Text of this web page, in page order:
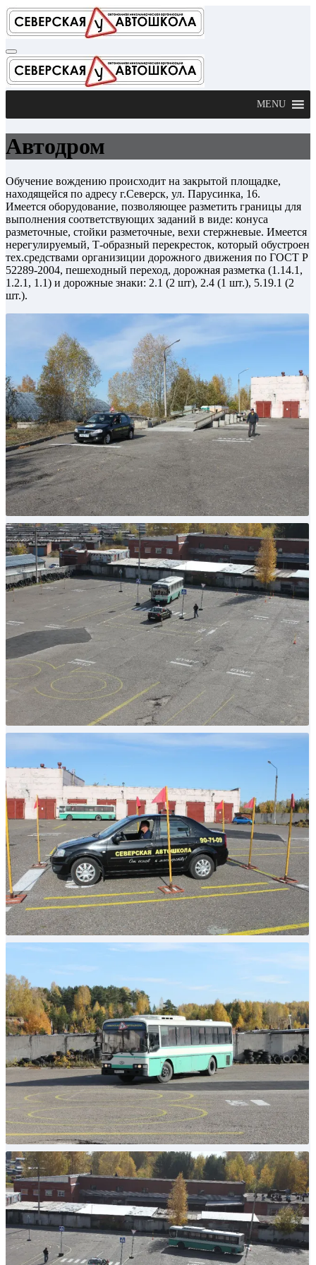
Перейти
содержимому
MENU
Автодром
Обучение вождению происходит на закрытой площадке,
находящейся по адресу г.Северск, ул. Парусинка, 16.
Имеется оборудование, позволяющее разметить границы для
выполнения соответствующих заданий в виде: конуса
разметочные, стойки разметочные, вехи стержневые. Имеется
нерегулируемый, Т-образный перекресток, который обустроен
тех.средствами организиции дорожного движения по ГОСТ Р
52289-2004, пешеходный переход, дорожная разметка (1.14.1,
1.2.1, 1.1) и дорожные знаки: 2.1 (2 шт), 2.4 (1 шт.), 5.19.1 (2
шт.).